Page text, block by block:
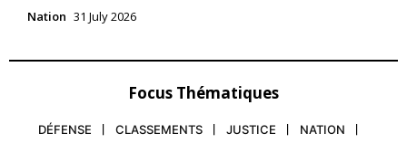
Nation 31 July 2026
Focus Thématiques
DÉFENSE CLASSEMENTS JUSTICE
NATION